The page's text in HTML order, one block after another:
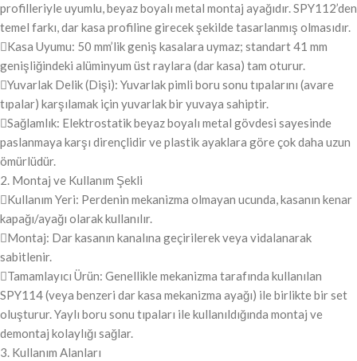
profilleriyle uyumlu, beyaz boyalı metal montaj ayağıdır. SPY112’den
temel farkı, dar kasa profiline girecek şekilde tasarlanmış olmasıdır.
Kasa Uyumu: 50 mm’lik geniş kasalara uymaz; standart 41 mm
genişliğindeki alüminyum üst raylara (dar kasa) tam oturur.
Yuvarlak Delik (Dişi): Yuvarlak pimli boru sonu tıpalarını (avare
tıpalar) karşılamak için yuvarlak bir yuvaya sahiptir.
Sağlamlık: Elektrostatik beyaz boyalı metal gövdesi sayesinde
paslanmaya karşı dirençlidir ve plastik ayaklara göre çok daha uzun
ömürlüdür.
2. Montaj ve Kullanım Şekli
Kullanım Yeri: Perdenin mekanizma olmayan ucunda, kasanın kenar
kapağı/ayağı olarak kullanılır.
Montaj: Dar kasanın kanalına geçirilerek veya vidalanarak
sabitlenir.
Tamamlayıcı Ürün: Genellikle mekanizma tarafında kullanılan
SPY114 (veya benzeri dar kasa mekanizma ayağı) ile birlikte bir set
oluşturur. Yaylı boru sonu tıpaları ile kullanıldığında montaj ve
demontaj kolaylığı sağlar.
3. Kullanım Alanları